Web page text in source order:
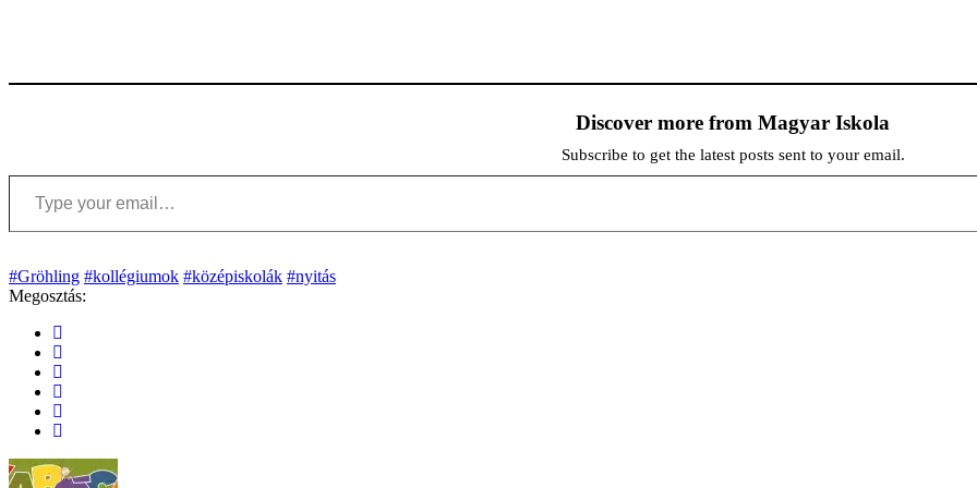
Discover more from Magyar Iskola
Subscribe to get the latest posts sent to your email.
Type your email…
#Gröhling #kollégiumok #középiskolák #nyitás
Megosztás: